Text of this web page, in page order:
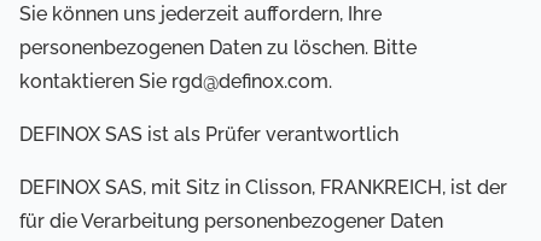
Sie können uns jederzeit auffordern, Ihre
personenbezogenen Daten zu löschen. Bitte
kontaktieren Sie rgd@definox.com.
DEFINOX SAS ist als Prüfer verantwortlich
DEFINOX SAS, mit Sitz in Clisson, FRANKREICH, ist der
für die Verarbeitung personenbezogener Daten